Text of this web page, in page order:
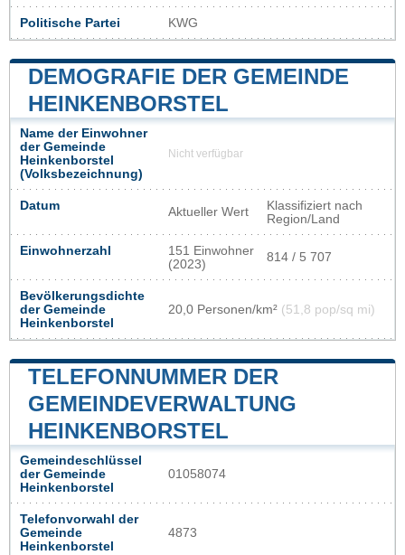
Politische Partei KWG
DEMOGRAFIE DER GEMEINDE
HEINKENBORSTEL
Name der Einwohner
der Gemeinde
Heinkenborstel
(Volksbezeichnung)
Nicht verfügbar
Datum Aktueller Wert
Klassifiziert nach
Region/Land
Einwohnerzahl
151 Einwohner
(2023)
814 / 5 707
Bevölkerungsdichte
der Gemeinde
Heinkenborstel
20,0 Personen/km² (51,8 pop/sq mi)
TELEFONNUMMER DER
GEMEINDEVERWALTUNG
HEINKENBORSTEL
Gemeindeschlüssel
der Gemeinde
Heinkenborstel
01058074
Telefonvorwahl der
Gemeinde
Heinkenborstel
4873